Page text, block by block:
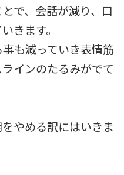
で、会話が減り、口
きます。
も減っていき表情筋
インのたるみがでて
やめる訳にはいきま